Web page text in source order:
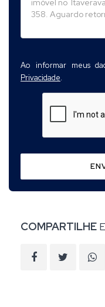
Ao informar meus
Privacidade.
COMPARTILHE